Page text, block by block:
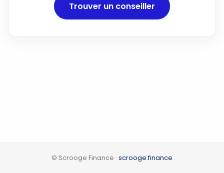
Trouver un conseiller
© Scrooge Finance · scrooge.finance